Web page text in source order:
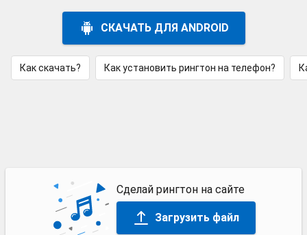
СКАЧАТЬ ДЛЯ ANDROID
Как скачать? Как установить рингтон на телефон?
Сделай рингтон на сайте
Загрузить файл